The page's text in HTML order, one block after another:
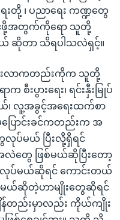
းတို့ ၊ ပညာရေး ကဏ္ဍတွေ
င်ဖို့အတွက်ကိုရော သူတို့
ဆိုတာ သိရပါသလဲရှင့်။
ောင်းလာကတည်းကိုက သူတို့
းပွားရေး၊ ရင်းနှီးမြုပ်
လူ့အခွင့်အရေးထက်စာ
ပြောင်းခင်ကတည်းက အ
လုပ်မယ် ပြီးလို့ရှိရင်
အလဲတွေ ဖြစ်မယ်ဆိုပြီးတော့
လုပ်မယ်ဆိုရင် ကောင်းတယ်
းမယ်ဆိုတဲ့ဟာမျိုးတွေဆိုရင်
န်တည်းမှာလည်း ကိုယ်ကျိုး